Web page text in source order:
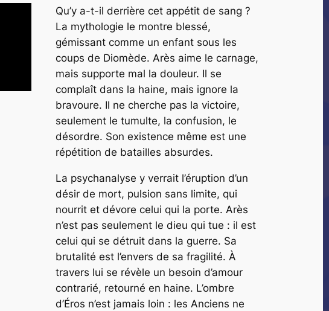
Qu’y a-t-il derrière cet appétit de sang ?
La mythologie le montre blessé,
gémissant comme un enfant sous les
coups de Diomède. Arès aime le carnage,
mais supporte mal la douleur. Il se
complaît dans la haine, mais ignore la
bravoure. Il ne cherche pas la victoire,
seulement le tumulte, la confusion, le
désordre. Son existence même est une
répétition de batailles absurdes.
La psychanalyse y verrait l’éruption d’un
désir de mort, pulsion sans limite, qui
nourrit et dévore celui qui la porte. Arès
n’est pas seulement le dieu qui tue : il est
celui qui se détruit dans la guerre. Sa
brutalité est l’envers de sa fragilité. À
travers lui se révèle un besoin d’amour
contrarié, retourné en haine. L’ombre
d’Éros n’est jamais loin : les Anciens ne